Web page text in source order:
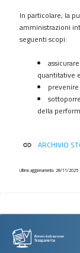
Controlli
sulle
contratti
contributi
vantaggi
immobili
e
In particolare, la
amministrazioni
seguenti scopi:
quantitative
della
link ARCHIVIO
Ultimo aggiornamento: 28/11/